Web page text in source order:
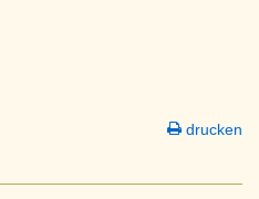
drucken